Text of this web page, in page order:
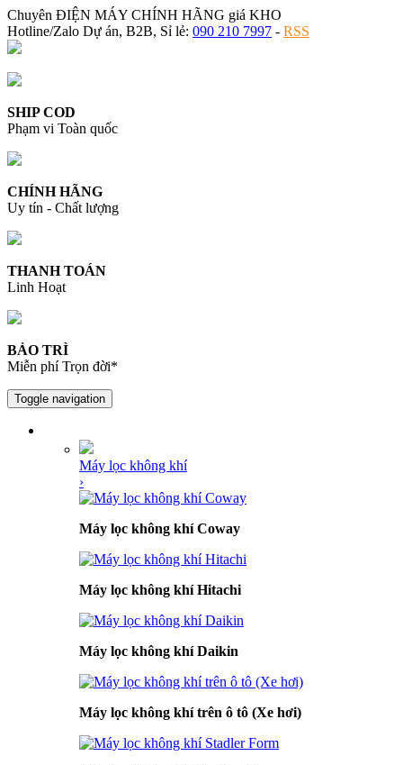
Chuyên ĐIỆN MÁY CHÍNH HÃNG giá KHO
Hotline/Zalo Dự án, B2B, Sỉ lẻ: 090 210 7997 - RSS
SHIP COD
Phạm vi Toàn quốc
CHÍNH HÃNG
Uy tín - Chất lượng
THANH TOÁN
Linh Hoạt
BẢO TRÌ
Miễn phí Trọn đời*
Toggle navigation
Máy lọc không khí
›
Máy lọc không khí Coway
Máy lọc không khí Hitachi
Máy lọc không khí Daikin
Máy lọc không khí trên ô tô (Xe hơi)